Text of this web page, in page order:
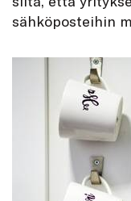
sähköposteihin